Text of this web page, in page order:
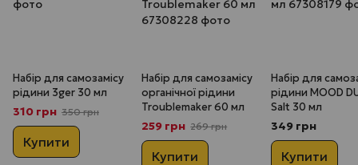
Набір для самозамісу
рідини 3ger 30 мл
310 грн 350 грн
Купити
Набір для самозамісу
органічної рідини
Troublemaker 60 мл
259 грн 269 грн
Купити
Набір для
рідини MOOD
Salt 30 мл
349 грн
Купити